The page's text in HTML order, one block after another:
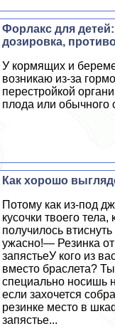
Форлакс для
дозировка,
У кормящих и
возникаю из-за
перестройкой
плода или обычного
Как хорошо
Потому как из-под
кусочки твоего
получилось
ужасно!— Резинка
запястьеУ кого из
вместо браслета?
специально носишь
если захочется
резинке место в
запястье...